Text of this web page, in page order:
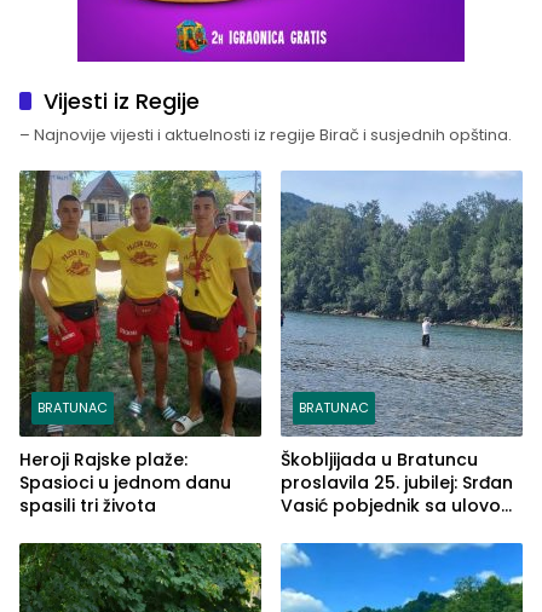
Vijesti iz Regije
– Najnovije vijesti i aktuelnosti iz regije Birač i susjednih opština.
BRATUNAC
Heroji Rajske plaže:
Spasioci u jednom danu
spasili tri života
BRATUNAC
Škobljijada u Bratuncu
proslavila 25. jubilej: Srđan
Vasić pobjednik sa ulovom